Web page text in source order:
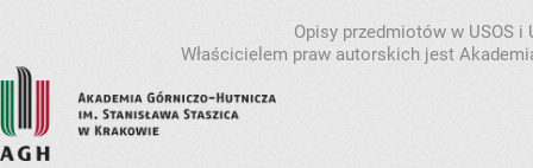
Opisy przedmiotów w USOS
Właścicielem praw autorskich jest